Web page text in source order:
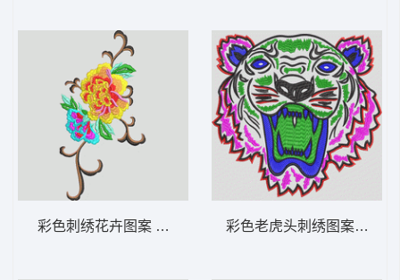
彩色刺绣花卉图案 靓花 彩色老虎头刺绣图案 虎头